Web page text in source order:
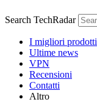
Search TechRadar
I migliori prodotti
Ultime news
VPN
Recensioni
Contatti
Altro